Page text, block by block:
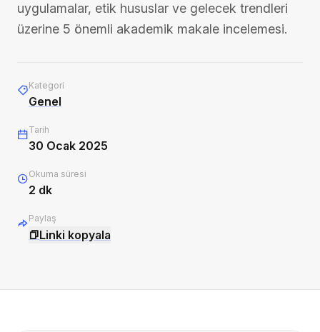
uygulamalar, etik hususlar ve gelecek trendleri
üzerine 5 önemli akademik makale incelemesi.
Kategori
Genel
Tarih
30 Ocak 2025
Okuma süresi
2 dk
Paylaş
Linki kopyala